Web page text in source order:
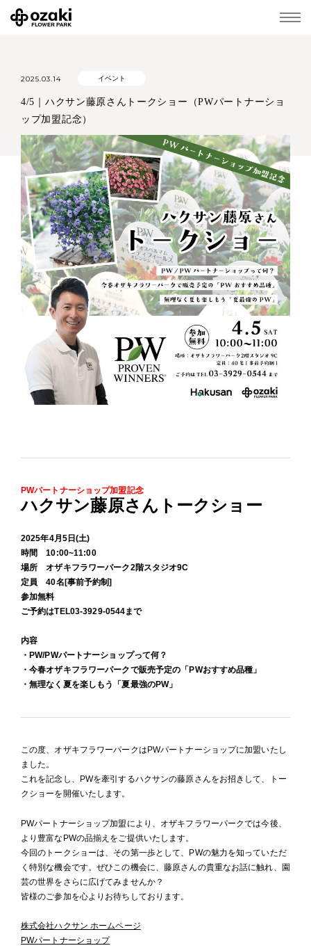
2025.03.14 イベント
4/5｜ハクサン藤原さんトークショー（PWパートナーショ
ップ加盟記念）
PWパートナーショップ加盟記念
ハクサン藤原さんトークショー
2025年4月5日(土)
時間10:00~11:00
場所オザキフラワーパーク2階スタジオ9C
定員40名[事前予約制]
参加無料
ご予約はTEL03-3929-0544まで
内容
・PW/PWパートナーショップって何？
・今春オザキフラワーパークで販売予定の「PWおすすめ品種」
・無理なく夏を楽しもう「夏最強のPW」
この度、オザキフラワーパークはPWパートナーショップに加盟いたし
ました。
これを記念し、PWを牽引するハクサンの藤原さんをお招きして、トー
クショーを開催いたします。
PWパートナーショップ加盟により、オザキフラワーパークでは今後、
より豊富なPWの品揃えをご提供いたします。
今回のトークショーは、その第一歩として、PWの魅力を知っていただ
く特別な機会です。ぜひこの機会に、藤原さんの貴重なお話に触れ、園
芸の世界をさらに広げてみませんか？
皆様のご参加を心よりお待ちしております。
株式会社ハクサン ホームページ
PWパートナーショップ